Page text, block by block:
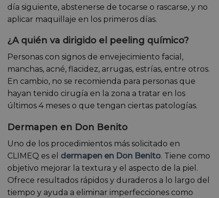
día siguiente, abstenerse de tocarse o rascarse, y no
aplicar maquillaje en los primeros días.
¿A quién va dirigido el peeling químico?
Personas con signos de envejecimiento facial,
manchas, acné, flacidez, arrugas, estrías, entre otros.
En cambio, no se recomienda para personas que
hayan tenido cirugía en la zona a tratar en los
últimos 4 meses o que tengan ciertas patologías.
Dermapen en Don Benito
Uno de los procedimientos más solicitado en
CLIMEQ es el dermapen en Don Benito. Tiene como
objetivo mejorar la textura y el aspecto de la piel.
Ofrece resultados rápidos y duraderos a lo largo del
tiempo y ayuda a eliminar imperfecciones como